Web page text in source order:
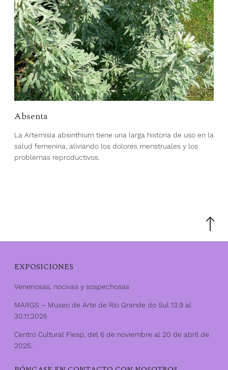
Absenta
La Artemisia absinthium tiene una larga historia de uso en la
salud femenina, aliviando los dolores menstruales y los
problemas reproductivos.
hasta
la
EXPOSICIONES
Venenosas, nocivas y sospechosas
MARGS – Museo de Arte de Rio Grande do Sul 13.9 al
30.11.2025
Centro Cultural Fiesp, del 6 de noviembre al 20 de abril de
2025.